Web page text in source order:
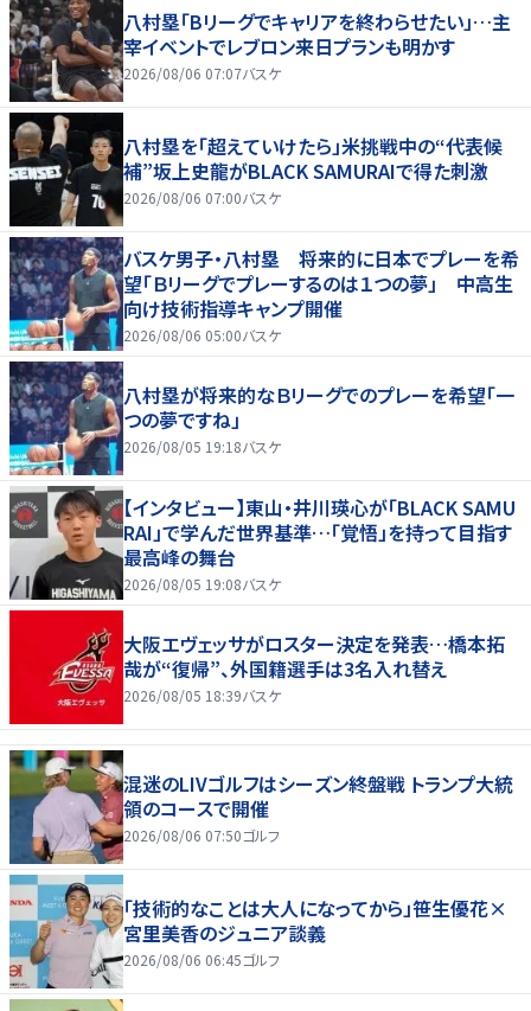
八村塁「Bリーグでキャリアを終わらせたい」…主
宰イベントでレブロン来日プランも明かす
2026/08/06 07:07バスケ
八村塁を「超えていけたら」米挑戦中の“代表候
補”坂上史龍がBLACK SAMURAIで得た刺激
2026/08/06 07:00バスケ
バスケ男子・八村塁 将来的に日本でプレーを希
望「Ｂリーグでプレーするのは１つの夢」 中高生
向け技術指導キャンプ開催
2026/08/06 05:00バスケ
八村塁が将来的なＢリーグでのプレーを希望「一
つの夢ですね」
2026/08/05 19:18バスケ
【インタビュー】東山・井川瑛心が「BLACK SAMU
RAI」で学んだ世界基準…「覚悟」を持って目指す
最高峰の舞台
2026/08/05 19:08バスケ
大阪エヴェッサがロスター決定を発表…橋本拓
哉が“復帰”、外国籍選手は3名入れ替え
2026/08/05 18:39バスケ
混迷のLIVゴルフはシーズン終盤戦 トランプ大統
領のコースで開催
2026/08/06 07:50ゴルフ
「技術的なことは大人になってから」笹生優花×
宮里美香のジュニア談義
2026/08/06 06:45ゴルフ